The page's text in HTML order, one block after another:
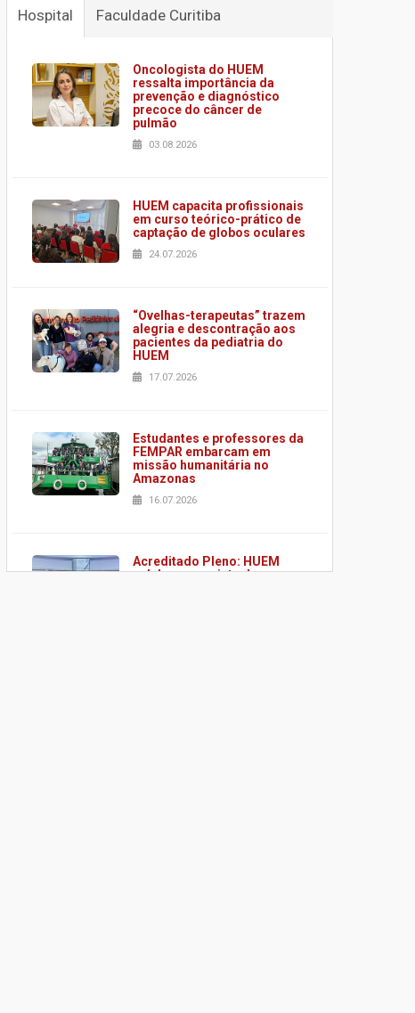
Hospital Faculdade Curitiba
Oncologista do HUEM
ressalta importância da
prevenção e diagnóstico
precoce do câncer de
pulmão
03.08.2026
HUEM capacita profissionais
em curso teórico-prático de
captação de globos oculares
24.07.2026
“Ovelhas-terapeutas” trazem
alegria e descontração aos
pacientes da pediatria do
HUEM
17.07.2026
Estudantes e professores da
FEMPAR embarcam em
missão humanitária no
Amazonas
16.07.2026
Acreditado Pleno: HUEM
celebra conquista de